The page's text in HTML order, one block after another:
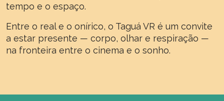
tempo e o espaço.
Entre o real e o onírico, o Taguá VR é um convite
a estar presente — corpo, olhar e respiração —
na fronteira entre o cinema e o sonho.